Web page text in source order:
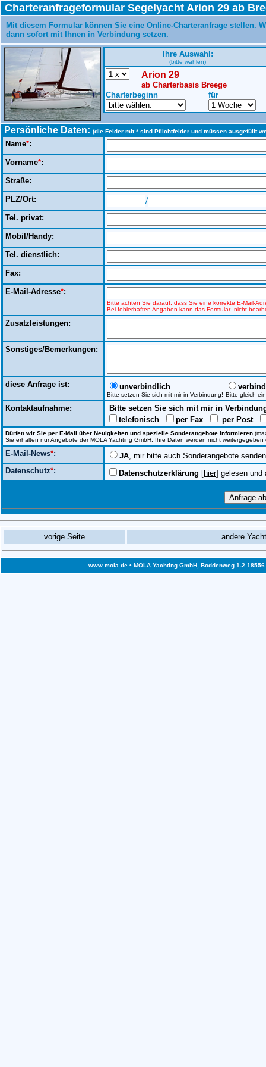
Charteranfrageformular Segelyacht Arion 29 ab
Mit diesem Formular können Sie eine Online-Charteranfrage
dann sofort mit Ihnen in Verbindung setzen.
Ihre Auswahl:
(bitte wählen)
Arion 29
ab Charterbasis Breege
Charterbeginn
für
Persönliche Daten: (die Felder mit * sind Pflichtfelder und müssen ausgefüllt
Name*:
Vorname*:
Straße:
PLZ/Ort: /
Tel. privat:
Mobil/Handy:
Tel. dienstlich:
Fax:
E-Mail-Adresse*:
Bitte achten Sie darauf, dass Sie eine korrekte E-Mail-
Bei fehlerhaften Angaben kann das Formular nicht
Zusatzleistungen:
Sonstiges/Bemerkungen:
diese Anfrage ist: unverbindlich
Bitte setzen Sie sich mit mir in Verbindung! Bitte gleich
Kontaktaufnahme:
Bitte setzen Sie sich mit mir in
telefonisch
per Fax per Post
Dürfen wir Sie per E-Mail über Neuigkeiten und spezielle Sonderangebote informieren
Sie erhalten nur Angebote der MOLA Yachting GmbH, Ihre Daten werden nicht
E-Mail-News*: JA, mir bitte auch Sonderangebote
Datenschutz*: Datenschutzerklärung [hier] gelesen und
vorige Seite andere
www.mola.de• MOLA Yachting GmbH, Boddenweg 1-2